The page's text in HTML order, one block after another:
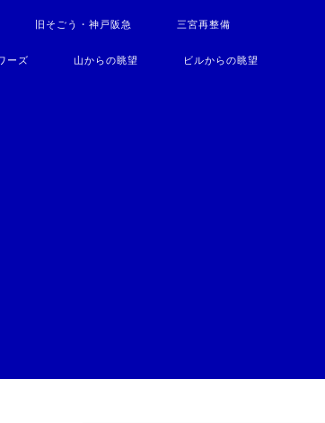
旧そごう・神戸阪急 三宮再整備
ーズ 山からの眺望 ビルからの眺望